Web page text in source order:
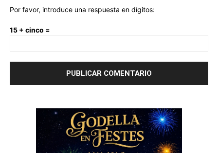
Por favor, introduce una respuesta en dígitos:
15 + cinco =